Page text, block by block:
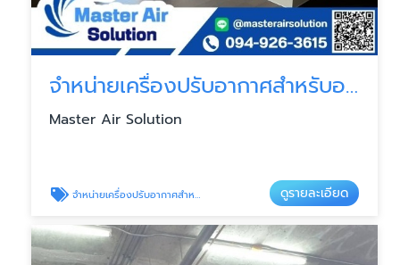
จำหน่ายเครื่องปรับอากาศสำหรับอาคาร
Master Air Solution
จำหน่ายเครื่องปรับอากาศสำหรับอาคาร ดูรายละเอียด